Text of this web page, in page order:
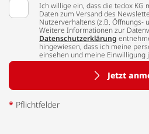
Ich willige ein, dass die tedox KG
Daten zum Versand des
Nutzerverhaltens (z.B. Öffnungs-
Weitere Informationen zur
Datenschutzerklärung
hingewiesen, dass ich meine
einsehen und meine
Jetzt
* Pflichtfelder